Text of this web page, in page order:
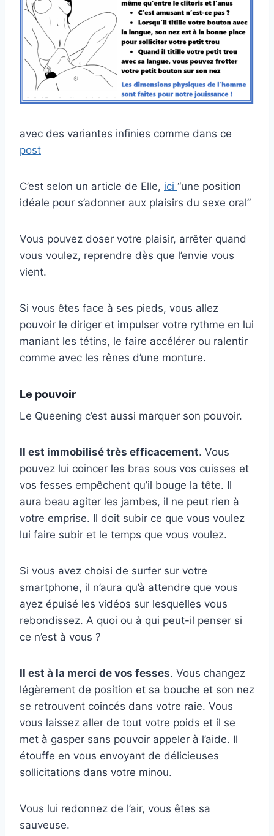
avec des variantes infinies comme dans ce
post
C’est selon un article de Elle, ici “une position
idéale pour s’adonner aux plaisirs du sexe oral”
Vous pouvez doser votre plaisir, arrêter quand
vous voulez, reprendre dès que l’envie vous
vient.
Si vous êtes face à ses pieds, vous allez
pouvoir le diriger et impulser votre rythme en lui
maniant les tétins, le faire accélérer ou ralentir
comme avec les rênes d’une monture.
Le pouvoir
Le Queening c’est aussi marquer son pouvoir.
Il est immobilisé très efficacement. Vous
pouvez lui coincer les bras sous vos cuisses et
vos fesses empêchent qu’il bouge la tête. Il
aura beau agiter les jambes, il ne peut rien à
votre emprise. Il doit subir ce que vous voulez
lui faire subir et le temps que vous voulez.
Si vous avez choisi de surfer sur votre
smartphone, il n’aura qu’à attendre que vous
ayez épuisé les vidéos sur lesquelles vous
rebondissez. A quoi ou à qui peut-il penser si
ce n’est à vous ?
Il est à la merci de vos fesses. Vous changez
légèrement de position et sa bouche et son nez
se retrouvent coincés dans votre raie. Vous
vous laissez aller de tout votre poids et il se
met à gasper sans pouvoir appeler à l’aide. Il
étouffe en vous envoyant de délicieuses
sollicitations dans votre minou.
Vous lui redonnez de l’air, vous êtes sa
sauveuse.